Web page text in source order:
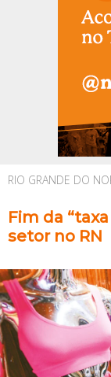
RIO GRANDE DO
Fim da
setor no RN